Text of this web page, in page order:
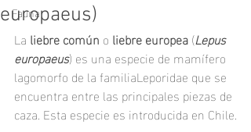
Fauna
europaeus)
La liebre común o liebre europea (Lepus
europaeus) es una especie de mamífero
lagomorfo de la familiaLeporidae que se
encuentra entre las principales piezas de
caza. Esta especie es introducida en Chile.